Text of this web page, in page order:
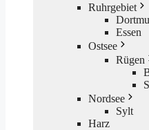
Ruhrgebiet
Essen
Ostsee
Rügen
Nordsee
Sylt
Harz